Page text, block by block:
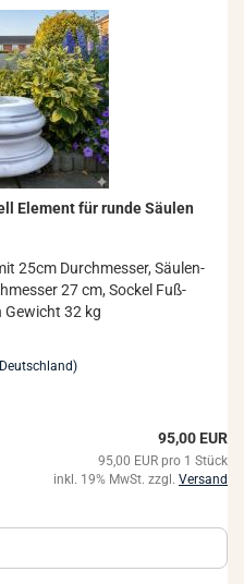
Ele­ment für runde Säu­len
25cm Durch­mes­ser, Säu­len­
27 cm, So­ckel Fuß­
Ge­wicht 32 kg
95,00 EUR
95,00 EUR pro 1 Stück
inkl. 19% MwSt. zzgl. Versand